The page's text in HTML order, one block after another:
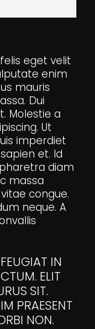
eget velit
enim
mauris
Dui
Molestie a
Ut
imperdiet
et. Id
diam
massa
congue.
neque. A
IN
ELIT
SIT.
PRAESENT
NON.